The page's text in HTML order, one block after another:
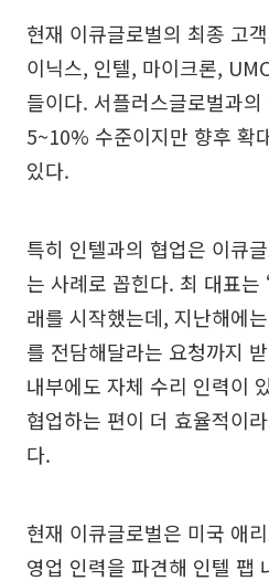
현재 이큐글로벌의 최종 고
이닉스, 인텔, 마이크론,
들이다. 서플러스글로벌과
5~10% 수준이지만 향후 확
있다.
특히 인텔과의 협업은 이큐
는 사례로 꼽힌다. 최 대표는
래를 시작했는데, 지난해에
를 전담해달라는 요청까지
내부에도 자체 수리 인력이
협업하는 편이 더 효율적이
다.
현재 이큐글로벌은 미국 애
영업 인력을 파견해 인텔 팹